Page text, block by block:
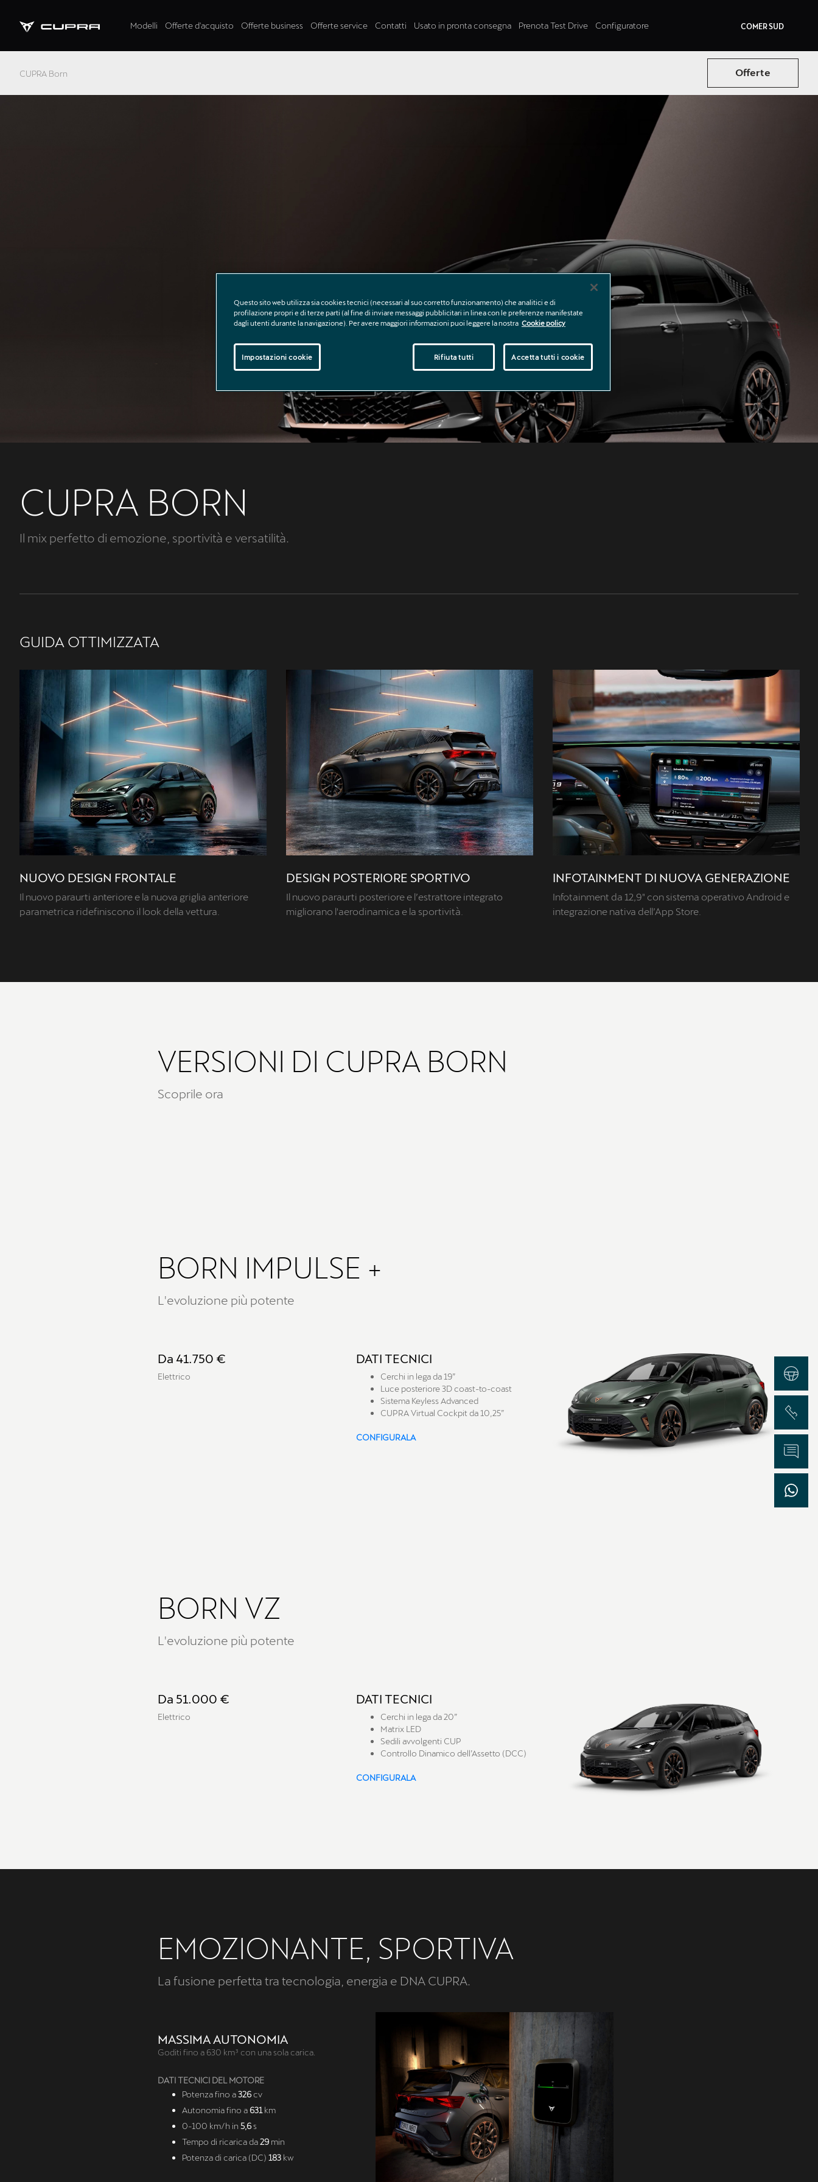
Modelli Offerte d'acquisto Offerte business Offerte service Contatti Usato in pronta consegna Prenota Test Drive Configuratore COMER SUD
CUPRA Born Offerte
CUPRA BORN
Il mix perfetto di emozione, sportività e versatilità.
GUIDA OTTIMIZZATA
NUOVO DESIGN FRONTALE
Il nuovo paraurti anteriore e la nuova griglia anteriore
parametrica ridefiniscono il look della vettura.
DESIGN POSTERIORE SPORTIVO
Il nuovo paraurti posteriore e l’estrattore integrato
migliorano l'aerodinamica e la sportività.
INFOTAINMENT DI NUOVA GENERAZIONE
Infotainment da 12,9" con sistema operativo Android e
integrazione nativa dell’App Store.
VERSIONI DI CUPRA BORN
Scoprile ora
BORN IMPULSE +
L'evoluzione più potente
Da 41.750 €
Elettrico
DATI TECNICI
Cerchi in lega da 19”
Luce posteriore 3D coast-to-coast
Sistema Keyless Advanced
CUPRA Virtual Cockpit da 10,25”
CONFIGURALA
BORN VZ
L'evoluzione più potente
Da 51.000 €
Elettrico
DATI TECNICI
Cerchi in lega da 20”
Matrix LED
Sedili avvolgenti CUP
Controllo Dinamico dell’Assetto (DCC)
CONFIGURALA
EMOZIONANTE, SPORTIVA
La fusione perfetta tra tecnologia, energia e DNA CUPRA.
MASSIMA AUTONOMIA
Goditi fino a 630 km³ con una sola carica.
DATI TECNICI DEL MOTORE
Potenza fino a326cv
Autonomia fino a631 km
0-100 km/h in5,6s
Tempo di ricarica da29 min
Potenza di carica (DC)183 kw
Test Drive
Chiama
Informazioni
WhatsApp
Questo sito web utilizza sia cookies tecnici (necessari al suo corretto funzionamento) che analitici e di
profilazione propri e di terze parti (al fine di inviare messaggi pubblicitari in linea con le preferenze manifestate
dagli utenti durante la navigazione). Per avere maggiori informazioni puoi leggere la nostra Cookie policy
Rifiuta tutti Accetta tutti i cookie
Impostazioni cookie